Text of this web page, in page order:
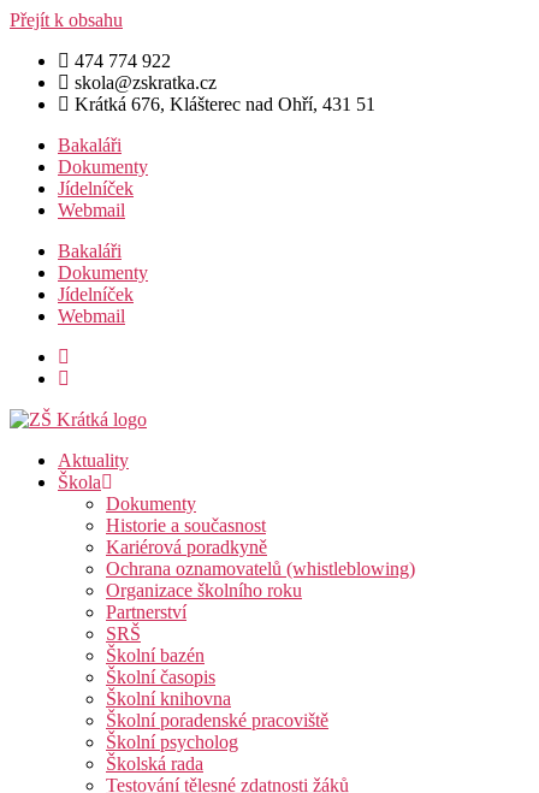
Přejít k obsahu
474 774 922
skola@zskratka.cz
Krátká 676, Klášterec nad Ohří, 431 51
Bakaláři
Dokumenty
Jídelníček
Webmail
Bakaláři
Dokumenty
Jídelníček
Webmail
Aktuality
Škola
Dokumenty
Historie a současnost
Kariérová poradkyně
Ochrana oznamovatelů (whistleblowing)
Organizace školního roku
Partnerství
SRŠ
Školní bazén
Školní časopis
Školní knihovna
Školní poradenské pracoviště
Školní psycholog
Školská rada
Testování tělesné zdatnosti žáků